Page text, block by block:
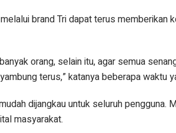
brand Tri dapat terus memberikan
orang, selain itu, agar semua
terus,” katanya beberapa waktu
dijangkau untuk seluruh pengguna.
masyarakat.